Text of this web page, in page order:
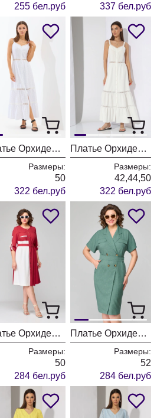
255 бел.руб
337 бел.руб
Платье ОрхидеяЛюкс 1284-1
Размеры:
50
322 бел.руб
Платье ОрхидеяЛюкс 1284
Размеры:
42,44,50
322 бел.руб
Платье ОрхидеяЛюкс 1254
Размеры:
50
284 бел.руб
Платье ОрхидеяЛюкс 1248
Размеры:
52
284 бел.руб